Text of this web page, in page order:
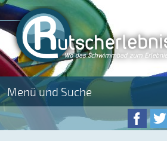
Menü und Suche